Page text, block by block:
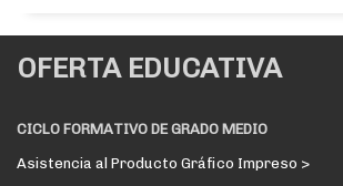
OFERTA EDUCATIVA
CICLO FORMATIVO DE GRADO MEDIO
Asistencia al Producto Gráfico Impreso >